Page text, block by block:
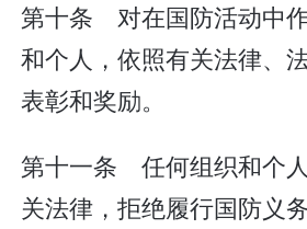
第十条 对在国防活动中
和个人，依照有关法律、
表彰和奖励。
第十一条 任何组织和个
关法律，拒绝履行国防义